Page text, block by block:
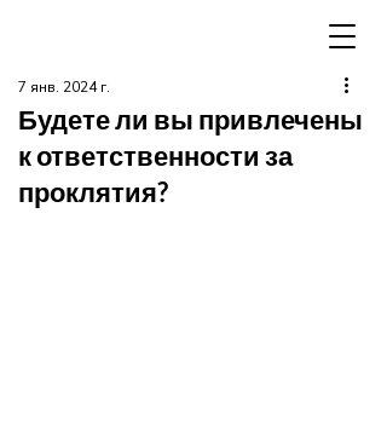
Будете ли вы привлечены
к ответственности за
проклятия?
7 янв. 2024 г.